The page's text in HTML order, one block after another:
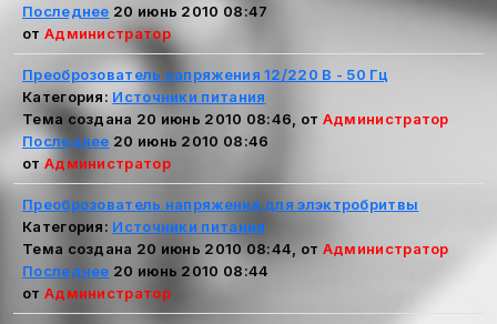
Последнее 20 июнь 2010 08:47
от Администратор
Преоброзователь напряжения 12/220 В - 50 Гц
Категория: Источники питания
Тема создана 20 июнь 2010 08:46, от Администратор
Последнее 20 июнь 2010 08:46
от Администратор
Преоброзователь напряжения для элэктробритвы
Категория: Источники питания
Тема создана 20 июнь 2010 08:44, от Администратор
Последнее 20 июнь 2010 08:44
от Администратор